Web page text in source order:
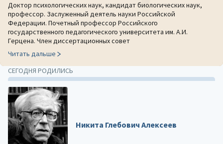
Доктор психологических наук, кандидат биологических наук,
профессор. Заслуженный деятель науки Российской
Федерации. Почетный профессор Российского
государственного педагогического университета им. А.И.
Герцена. Член диссертационных совет
Читать дальше
СЕГОДНЯ РОДИЛИСЬ
Никита Глебович Алексеев